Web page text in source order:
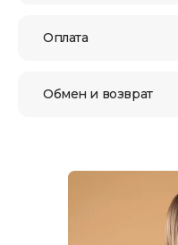
Оплата
Обмен и возврат